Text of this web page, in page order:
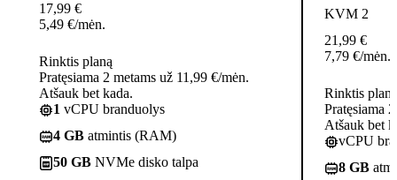
17,99 €
5,49 €/mėn.
Rinktis planą
Pratęsiama 2 metams už 11,99 €/mėn.
Atšauk bet kada.
1 vCPU branduolys
4 GB atmintis (RAM)
50 GB NVMe disko talpa
KVM 2
21,99 €
7,79 €/mėn.
Rinktis planą
Pratęsiama
Atšauk bet
vCPU
8 GB